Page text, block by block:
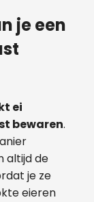
je een
ei
bewaren.
altijd de
je ze
eieren